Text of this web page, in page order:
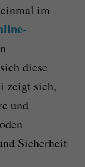
im
diese
zeigt sich,
und
Sicherheit